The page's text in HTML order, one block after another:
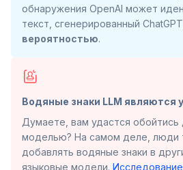
обнаружения OpenAI может
текст, сгенерированный
вероятностью.
Водяные знаки LLM являются
Думаете, вам удастся обойтись
моделью? На самом деле, люди
добавлять водяные знаки в
языковые модели.